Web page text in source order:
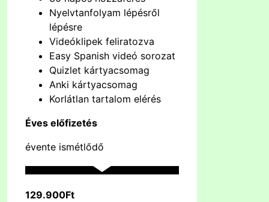
Nyelvtanfolyam lépésről
lépésre
Videóklipek feliratozva
Easy Spanish videó sorozat
Quizlet kártyacsomag
Anki kártyacsomag
Korlátlan tartalom elérés
Éves előfizetés
évente ismétlődő
129.900Ft